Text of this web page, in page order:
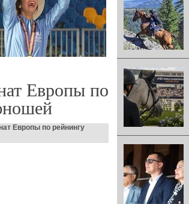
Европы по
Европы по рейнингу